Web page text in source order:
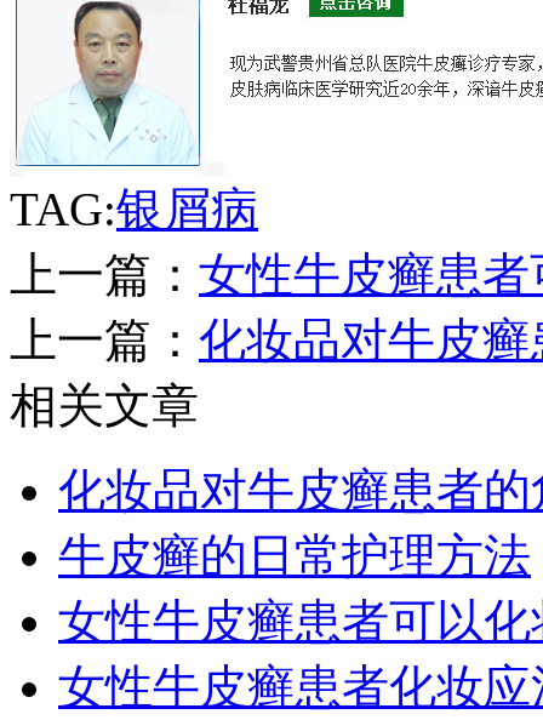
TAG:银屑病
上一篇： 女性牛皮癣患
上一篇： 化妆品对牛皮
相关文章
化妆品对牛皮癣患者的
牛皮癣的日常护理方法
女性牛皮癣患者可以化
女性牛皮癣患者化妆